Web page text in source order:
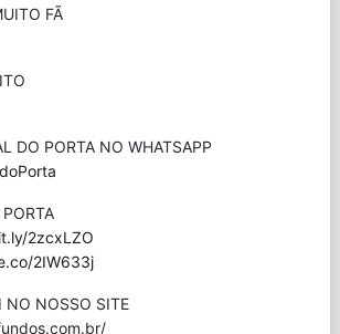
FÃ
DO PORTA NO WHATSAPP
2zcxLZO
2IW633j
NO NOSSO SITE